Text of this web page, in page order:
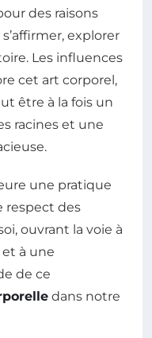
des raisons
explorer
Les influences
cet art corporel,
être à la fois un
racines et une
une pratique
respect des
ouvrant la voie à
à une
de ce
dans notre